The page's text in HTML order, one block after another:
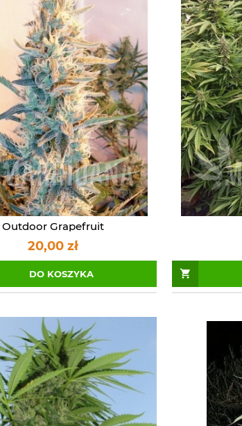
Outdoor Grapefruit
20,00 zł
DO KOSZYKA